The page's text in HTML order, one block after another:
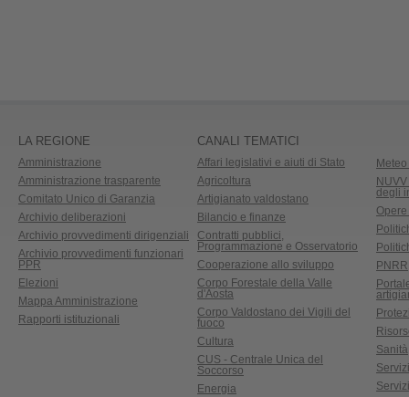
LA REGIONE
Amministrazione
Amministrazione trasparente
Comitato Unico di Garanzia
Archivio deliberazioni
Archivio provvedimenti dirigenziali
Archivio provvedimenti funzionari
PPR
Elezioni
Mappa Amministrazione
Rapporti istituzionali
CANALI TEMATICI
Affari legislativi e aiuti di Stato
Agricoltura
Artigianato valdostano
Bilancio e finanze
Contratti pubblici,
Programmazione e Osservatorio
Cooperazione allo sviluppo
Corpo Forestale della Valle
d'Aosta
Corpo Valdostano dei Vigili del
fuoco
Cultura
CUS - Centrale Unica del
Soccorso
Energia
degli
PNRR
Sanità